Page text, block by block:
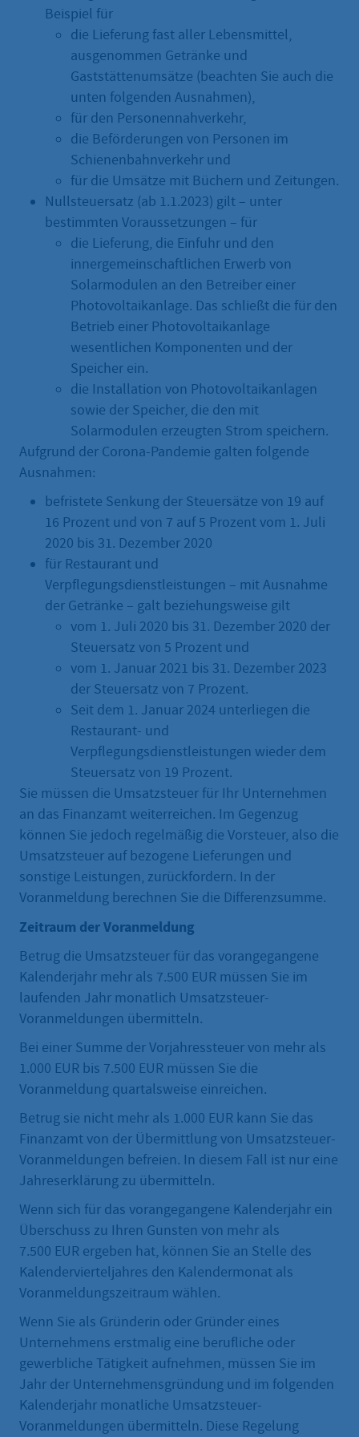
Beispiel für
die Lieferung fast aller Lebensmittel,
ausgenommen Getränke und
Gaststättenumsätze (beachten Sie auch die
unten folgenden Ausnahmen),
für den Personennahverkehr,
die Beförderungen von Personen im
Schienenbahnverkehr und
für die Umsätze mit Büchern und Zeitungen.
Nullsteuersatz (ab 1.1.2023) gilt – unter
bestimmten Voraussetzungen – für
die Lieferung, die Einfuhr und den
innergemeinschaftlichen Erwerb von
Solarmodulen an den Betreiber einer
Photovoltaikanlage. Das schließt die für den
Betrieb einer Photovoltaikanlage
wesentlichen Komponenten und der
Speicher ein.
die Installation von Photovoltaikanlagen
sowie der Speicher, die den mit
Solarmodulen erzeugten Strom speichern.
Aufgrund der Corona-Pandemie galten folgende
Ausnahmen:
befristete Senkung der Steuersätze von 19 auf
16 Prozent und von 7 auf 5 Prozent vom 1. Juli
2020 bis 31. Dezember 2020
für Restaurant und
Verpflegungsdienstleistungen – mit Ausnahme
der Getränke – galt beziehungsweise gilt
vom 1. Juli 2020 bis 31. Dezember 2020 der
Steuersatz von 5 Prozent und
vom 1. Januar 2021 bis 31. Dezember 2023
der Steuersatz von 7 Prozent.
Seit dem 1. Januar 2024 unterliegen die
Restaurant- und
Verpflegungsdienstleistungen wieder dem
Steuersatz von 19 Prozent.
Sie müssen die Umsatzsteuer für Ihr Unternehmen
an das Finanzamt weiterreichen. Im Gegenzug
können Sie jedoch regelmäßig die Vorsteuer, also die
Umsatzsteuer auf bezogene Lieferungen und
sonstige Leistungen, zurückfordern. In der
Voranmeldung berechnen Sie die Differenzsumme.
Zeitraum der Voranmeldung
Betrug die Umsatzsteuer für das vorangegangene
Kalenderjahr mehr als 7.500 EUR müssen Sie im
laufenden Jahr monatlich Umsatzsteuer-
Voranmeldungen übermitteln.
Bei einer Summe der Vorjahressteuer von mehr als
1.000 EUR bis 7.500 EUR müssen Sie die
Voranmeldung quartalsweise einreichen.
Betrug sie nicht mehr als 1.000 EUR kann Sie das
Finanzamt von der Übermittlung von Umsatzsteuer-
Voranmeldungen befreien. In diesem Fall ist nur eine
Jahreserklärung zu übermitteln.
Wenn sich für das vorangegangene Kalenderjahr ein
Überschuss zu Ihren Gunsten von mehr als
7.500 EUR ergeben hat, können Sie an Stelle des
Kalendervierteljahres den Kalendermonat als
Voranmeldungszeitraum wählen.
Wenn Sie als Gründerin oder Gründer eines
Unternehmens erstmalig eine berufliche oder
gewerbliche Tätigkeit aufnehmen, müssen Sie im
Jahr der Unternehmensgründung und im folgenden
Kalenderjahr monatliche Umsatzsteuer-
Voranmeldungen übermitteln. Diese Regelung